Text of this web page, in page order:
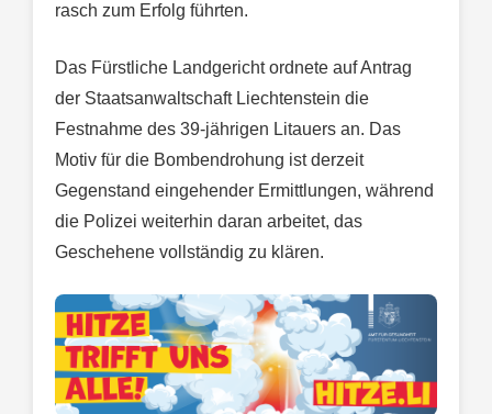
rasch zum Erfolg führten.
Das Fürstliche Landgericht ordnete auf Antrag
der Staatsanwaltschaft Liechtenstein die
Festnahme des 39-jährigen Litauers an. Das
Motiv für die Bombendrohung ist derzeit
Gegenstand eingehender Ermittlungen, während
die Polizei weiterhin daran arbeitet, das
Geschehene vollständig zu klären.